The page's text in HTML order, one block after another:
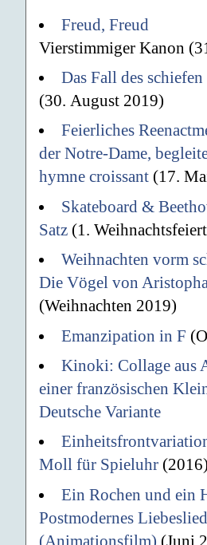
Freud, Freud
Vierstimmiger Kanon
Das Fall des
(30. August 2019)
Feierliches
der Notre-Dame,
hymne croissant (17.
Skateboard &
Satz (1.
Weihnachten vorm
Die Vögel von
(Weihnachten 2019)
Emanzipation in F
Kinoki: Collage aus
einer französischen
Deutsche Variante
Moll für Spieluhr (2016)
Ein Rochen und ein
Postmodernes Liebeslied
(Animationsfilm) (Juni